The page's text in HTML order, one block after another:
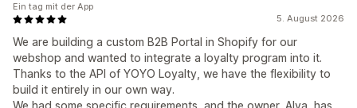
5. August 2026
We are building a custom B2B Portal in Shopify for our
webshop and wanted to integrate a loyalty program into it.
Thanks to the API of YOYO Loyalty, we have the flexibility to
build it entirely in our own way.
Ein tag mit der App